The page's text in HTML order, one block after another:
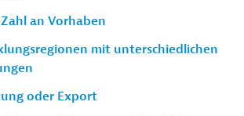
an Vorhaben
mit unterschiedlichen
oder Export